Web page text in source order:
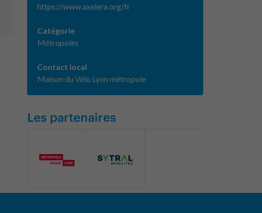
https://www.axelera.org/fr
Catégorie
Métropoles
Contact local
Maison du Vélo Lyon métropole
Les partenaires